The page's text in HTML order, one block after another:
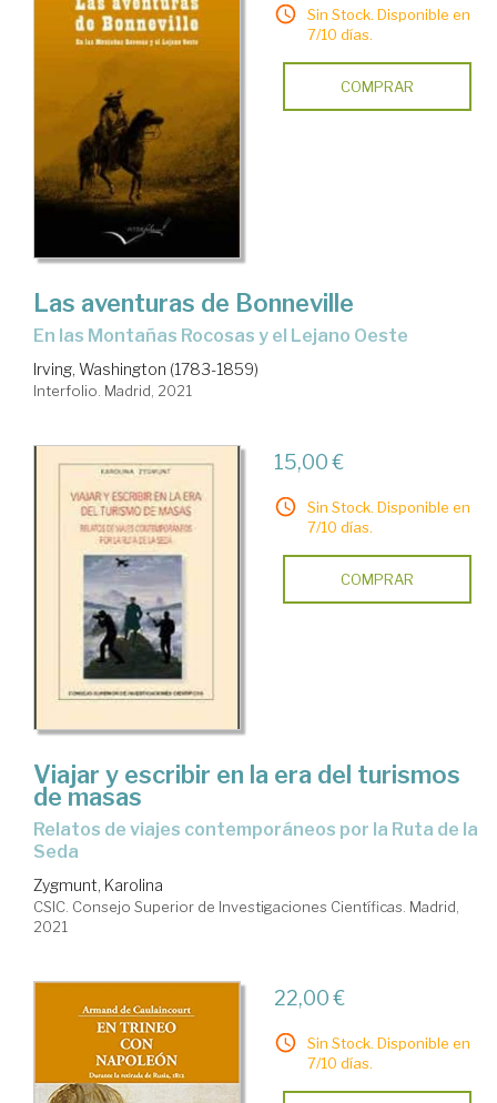
Sin Stock. Disponible en
7/10 días.
COMPRAR
Las aventuras de Bonneville
en las Montañas Rocosas y el Lejano Oeste
Irving, Washington (1783-1859)
Interfolio. Madrid, 2021
15,00 €
Sin Stock. Disponible en
7/10 días.
COMPRAR
Viajar y escribir en la era del turismos
de masas
relatos de viajes contemporáneos por la Ruta de la
Seda
Zygmunt, Karolina
CSIC. Consejo Superior de Investigaciones Científicas. Madrid,
2021
22,00 €
Sin Stock. Disponible en
7/10 días.